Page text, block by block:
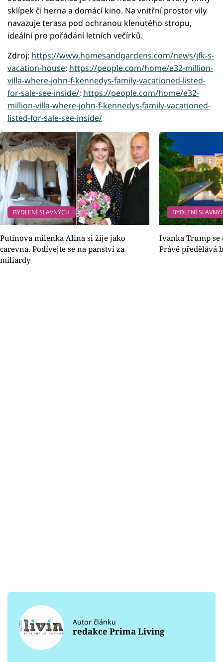
sklípek či herna a domácí kino. Na vnitřní prostor vily
navazuje terasa pod ochranou klenutého stropu,
ideální pro pořádání letních večírků.
Zdroj: https://www.homesandgardens.com/news/jfk-s-
vacation-house; https://people.com/home/e32-million-
villa-where-john-f-kennedys-family-vacationed-listed-
for-sale-see-inside/; https://people.com/home/e32-
million-villa-where-john-f-kennedys-family-vacationed-
listed-for-sale-see-inside/
BYDLENÍ SLAVNÝCH
Putinova milenka Alina si žije jako
carevna. Podívejte se na panství za
miliardy
BYDLENÍ
Ivanka Trump
Právě předělává
Autor článku
redakce Prima Living